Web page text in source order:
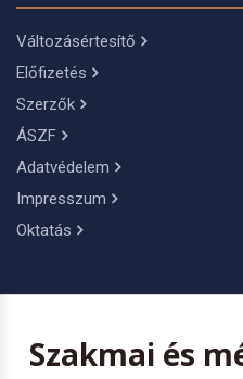
Változásértesítő
Előfizetés
Szerzők
ÁSZF
Adatvédelem
Impresszum
Oktatás
Szakmai és